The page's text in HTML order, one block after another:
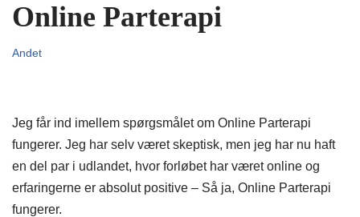
Online Parterapi
Andet
Jeg får ind imellem spørgsmålet om Online Parterapi
fungerer. Jeg har selv været skeptisk, men jeg har nu haft
en del par i udlandet, hvor forløbet har været online og
erfaringerne er absolut positive – Så ja, Online Parterapi
fungerer.